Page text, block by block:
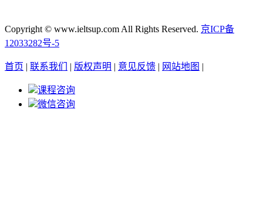
Copyright © www.ieltsup.com All Rights Reserved. 京ICP备
12033282号-5
首页 | 联系我们 | 版权声明 | 意见反馈 | 网站地图 |
课程咨询
微信咨询